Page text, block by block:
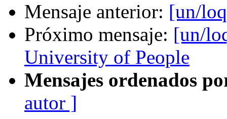
Mensaje anterior: [un/
Próximo mensaje: [un/
University of People
Mensajes ordenados
autor ]